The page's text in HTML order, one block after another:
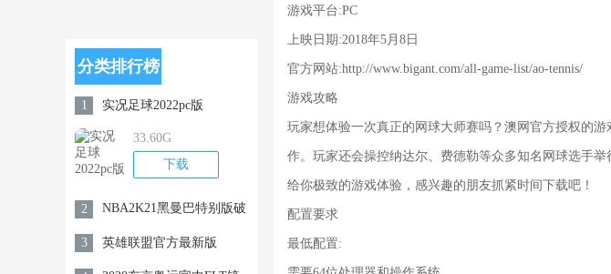
分类排行榜
1 实况足球2022pc版
33.60G
下载
2 NBA2K21黑曼巴特别版破
解内购免费版
3 英雄联盟官方最新版
游戏平台:PC
上映日期:2018年5月8日
官方网站:http://www.bigant.com/all-game-list/ao-tennis/
游戏攻略
玩家想体验一次真正的网球大师赛吗？澳网官方授权的
作。玩家还会操控纳达尔、费德勒等众多知名网球选手
给你极致的游戏体验，感兴趣的朋友抓紧时间下载吧！
配置要求
最低配置: